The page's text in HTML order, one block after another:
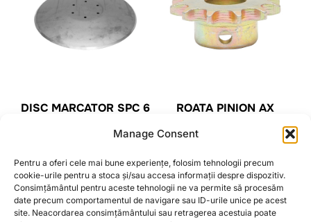
Manage Consent
Pentru a oferi cele mai bune experiențe, folosim tehnologii precum
cookie-urile pentru a stoca și/sau accesa informații despre dispozitiv.
Consimțământul pentru aceste tehnologii ne va permite să procesăm
date precum comportamentul de navigare sau ID-urile unice pe acest
site. Neacordarea consimțământului sau retragerea acestuia poate
DISC MARCATOR SPC 6
ADAUGĂ ÎN COȘ
ROATA PINION AX
FERTILIZARE SPC CF
19,90lei
ADAUGĂ ÎN COȘ